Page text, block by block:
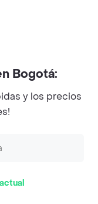
a domicilio?
Pizza la 19?
Club de la
Bogotá:
y los precios